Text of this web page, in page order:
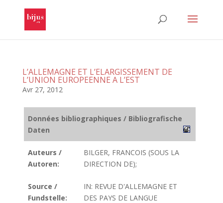
L’ALLEMAGNE ET L’ELARGISSEMENT DE
L’UNION EUROPEENNE A L’EST
Avr 27, 2012
Données bibliographiques / Bibliografische
Daten
Auteurs /
Autoren:
BILGER, FRANCOIS (SOUS LA
DIRECTION DE);
Source /
Fundstelle:
IN: REVUE D'ALLEMAGNE ET
DES PAYS DE LANGUE